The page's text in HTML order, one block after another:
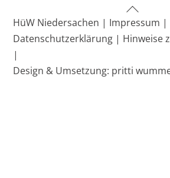
Back
To
Top
HüW Niedersachen | Impressum |
Datenschutzerklärung | Hinweise
|
Design & Umsetzung: pritti